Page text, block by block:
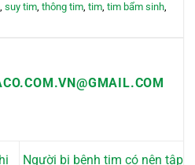
,suy tim,thông tim,tim,tim bẩm sinh,
Người bị bệnh tim có nên tập